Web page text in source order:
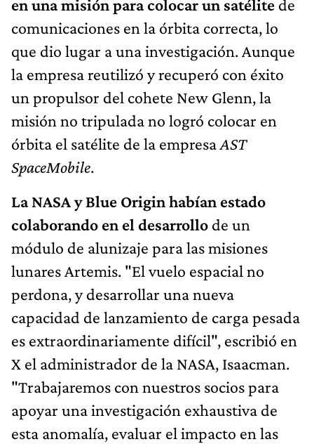
en una misión para colocar un satélite de
comunicaciones en la órbita correcta, lo
que dio lugar a una investigación. Aunque
la empresa reutilizó y recuperó con éxito
un propulsor del cohete New Glenn, la
misión no tripulada no logró colocar en
órbita el satélite de la empresaAST
SpaceMobile.
La NASA y Blue Origin habían estado
colaborando en el desarrollo de un
módulo de alunizaje para las misiones
lunares Artemis. "El vuelo espacial no
perdona, y desarrollar una nueva
capacidad de lanzamiento de carga pesada
es extraordinariamente difícil", escribió en
X el administrador de la NASA, Isaacman.
"Trabajaremos con nuestros socios para
apoyar una investigación exhaustiva de
esta anomalía, evaluar el impacto en las